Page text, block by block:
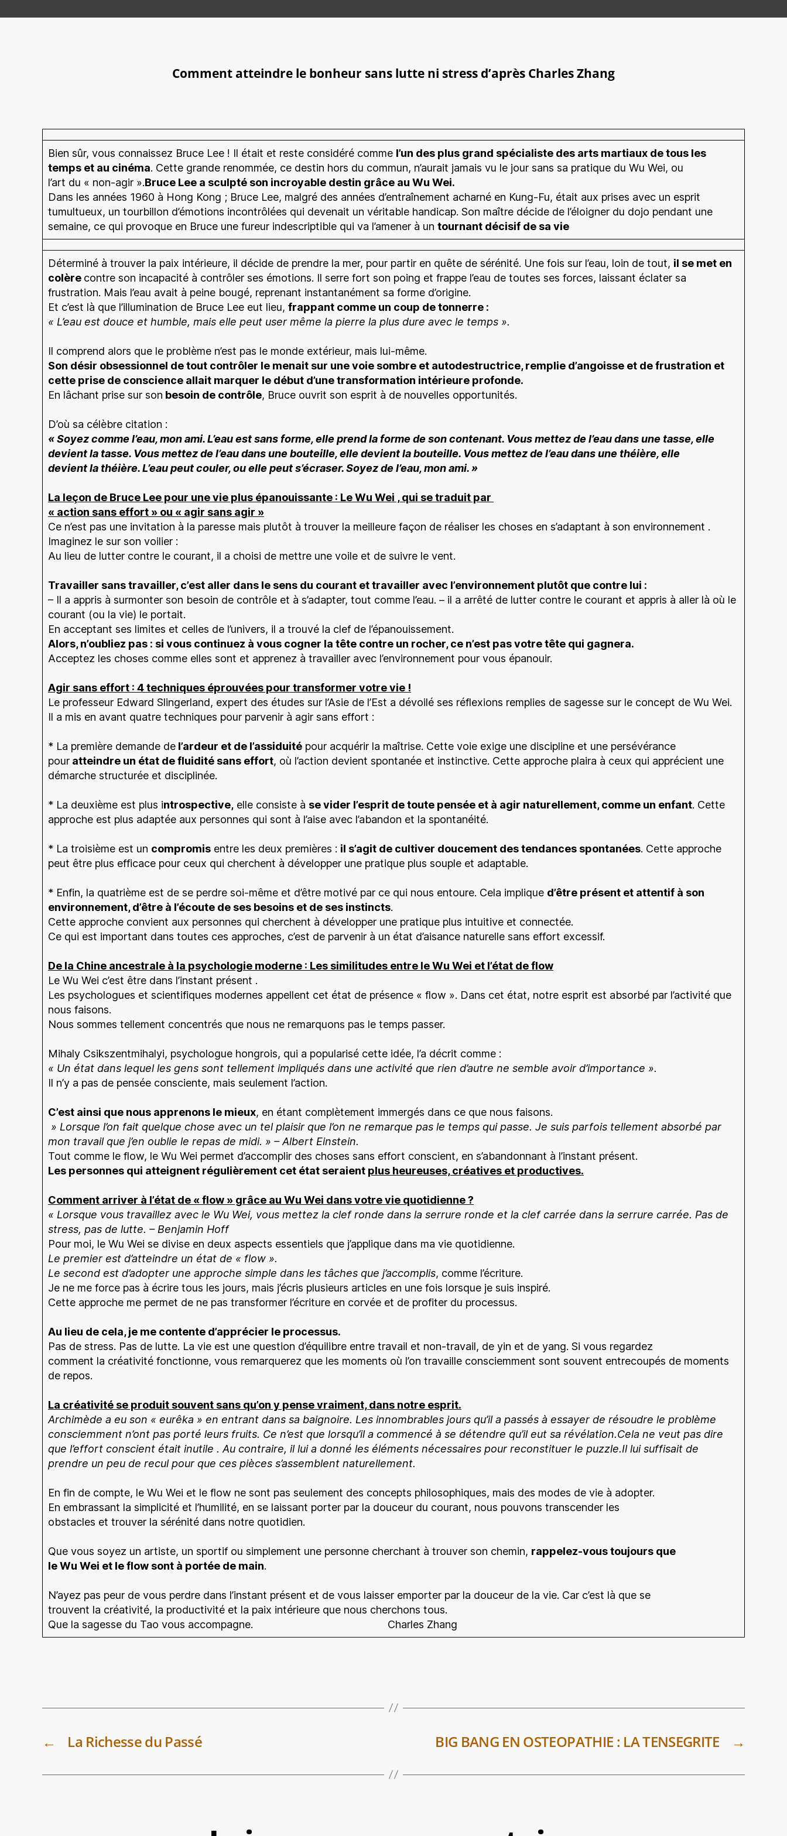
WU
Comment atteindre le bonheur sans lutte ni stress d’après Charles Zhang
Bien sûr, vous connaissez Bruce Lee ! Il était et reste considéré comme l’un des plus grand spécialiste des arts martiaux de tous les
temps et au cinéma. Cette grande renommée, ce destin hors du commun, n’aurait jamais vu le jour sans sa pratique du Wu Wei, ou
l’art du « non-agir ».Bruce Lee a sculpté son incroyable destin grâce au Wu Wei.
Dans les années 1960 à Hong Kong ; Bruce Lee, malgré des années d’entraînement acharné en Kung-Fu, était aux prises avec un esprit
tumultueux, un tourbillon d’émotions incontrôlées qui devenait un véritable handicap. Son maître décide de l’éloigner du dojo pendant une
semaine, ce qui provoque en Bruce une fureur indescriptible qui va l’amener à un tournant décisif de sa vie
Déterminé à trouver la paix intérieure, il décide de prendre la mer, pour partir en quête de sérénité. Une fois sur l’eau, loin de tout, il se met en
colère contre son incapacité à contrôler ses émotions. Il serre fort son poing et frappe l’eau de toutes ses forces, laissant éclater sa
frustration. Mais l’eau avait à peine bougé, reprenant instantanément sa forme d’origine.
Et c’est là que l’illumination de Bruce Lee eut lieu, frappant comme un coup de tonnerre :
« L’eau est douce et humble, mais elle peut user même la pierre la plus dure avec le temps ».
Il comprend alors que le problème n’est pas le monde extérieur, mais lui-même.
Son désir obsessionnel de tout contrôler le menait sur une voie sombre et autodestructrice, remplie d’angoisse et de frustration et
cette prise de conscience allait marquer le début d’une transformation intérieure profonde.
En lâchant prise sur son besoin de contrôle, Bruce ouvrit son esprit à de nouvelles opportunités.
D’où sa célèbre citation :
« Soyez comme l’eau, mon ami. L’eau est sans forme, elle prend la forme de son contenant. Vous mettez de l’eau dans une tasse, elle
devient la tasse. Vous mettez de l’eau dans une bouteille, elle devient la bouteille. Vous mettez de l’eau dans une théière, elle
devient la théière. L’eau peut couler, ou elle peut s’écraser. Soyez de l’eau, mon ami. »
La leçon de Bruce Lee pour une vie plus épanouissante : Le Wu Wei , qui se traduit par
« action sans effort » ou « agir sans agir »
Ce n’est pas une invitation à la paresse mais plutôt à trouver la meilleure façon de réaliser les choses en s’adaptant à son environnement .
Imaginez le sur son voilier :
Au lieu de lutter contre le courant, il a choisi de mettre une voile et de suivre le vent.
Travailler sans travailler, c’est aller dans le sens du courant et travailler avec l’environnement plutôt que contre lui :
– Il a appris à surmonter son besoin de contrôle et à s’adapter, tout comme l’eau. – il a arrêté de lutter contre le courant et appris à aller là où le
courant (ou la vie) le portait.
En acceptant ses limites et celles de l’univers, il a trouvé la clef de l’épanouissement.
Alors, n’oubliez pas : si vous continuez à vous cogner la tête contre un rocher, ce n’est pas votre tête qui gagnera.
Acceptez les choses comme elles sont et apprenez à travailler avec l’environnement pour vous épanouir.
Agir sans effort : 4 techniques éprouvées pour transformer votre vie !
Le professeur Edward Slingerland, expert des études sur l’Asie de l’Est a dévoilé ses réflexions remplies de sagesse sur le concept de Wu Wei.
Il a mis en avant quatre techniques pour parvenir à agir sans effort :
* La première demande de l’ardeur et de l’assiduité pour acquérir la maîtrise. Cette voie exige une discipline et une persévérance
pour atteindre un état de fluidité sans effort, où l’action devient spontanée et instinctive. Cette approche plaira à ceux qui apprécient une
démarche structurée et disciplinée.
* La deuxième est plus introspective, elle consiste à se vider l’esprit de toute pensée et à agir naturellement, comme un enfant. Cette
approche est plus adaptée aux personnes qui sont à l’aise avec l’abandon et la spontanéité.
* La troisième est un compromis entre les deux premières : il s’agit de cultiver doucement des tendances spontanées. Cette approche
peut être plus efficace pour ceux qui cherchent à développer une pratique plus souple et adaptable.
* Enfin, la quatrième est de se perdre soi-même et d’être motivé par ce qui nous entoure. Cela implique d’être présent et attentif à son
environnement, d’être à l’écoute de ses besoins et de ses instincts.
Cette approche convient aux personnes qui cherchent à développer une pratique plus intuitive et connectée.
Ce qui est important dans toutes ces approches, c’est de parvenir à un état d’aisance naturelle sans effort excessif.
De la Chine ancestrale à la psychologie moderne : Les similitudes entre le Wu Wei et l’état de flow
Le Wu Wei c’est être dans l’instant présent .
Les psychologues et scientifiques modernes appellent cet état de présence « flow ». Dans cet état, notre esprit est absorbé par l’activité que
nous faisons.
Nous sommes tellement concentrés que nous ne remarquons pas le temps passer.
Mihaly Csikszentmihalyi, psychologue hongrois, qui a popularisé cette idée, l’a décrit comme :
« Un état dans lequel les gens sont tellement impliqués dans une activité que rien d’autre ne semble avoir d’importance ».
Il n’y a pas de pensée consciente, mais seulement l’action.
C’est ainsi que nous apprenons le mieux, en étant complètement immergés dans ce que nous faisons.
» Lorsque l’on fait quelque chose avec un tel plaisir que l’on ne remarque pas le temps qui passe. Je suis parfois tellement absorbé par
mon travail que j’en oublie le repas de midi. » – Albert Einstein.
Tout comme le flow, le Wu Wei permet d’accomplir des choses sans effort conscient, en s’abandonnant à l’instant présent.
Les personnes qui atteignent régulièrement cet état seraient plus heureuses, créatives et productives.
Comment arriver à l’état de « flow » grâce au Wu Wei dans votre vie quotidienne ?
« Lorsque vous travaillez avec le Wu Wei, vous mettez la clef ronde dans la serrure ronde et la clef carrée dans la serrure carrée. Pas de
stress, pas de lutte. – Benjamin Hoff
Pour moi, le Wu Wei se divise en deux aspects essentiels que j’applique dans ma vie quotidienne.
Le premier est d’atteindre un état de « flow ».
Le second est d’adopter une approche simple dans les tâches que j’accomplis, comme l’écriture.
Je ne me force pas à écrire tous les jours, mais j’écris plusieurs articles en une fois lorsque je suis inspiré.
Cette approche me permet de ne pas transformer l’écriture en corvée et de profiter du processus.
Au lieu de cela, je me contente d’apprécier le processus.
Pas de stress. Pas de lutte. La vie est une question d’équilibre entre travail et non-travail, de yin et de yang. Si vous regardez
comment la créativité fonctionne, vous remarquerez que les moments où l’on travaille consciemment sont souvent entrecoupés de moments
de repos.
La créativité se produit souvent sans qu’on y pense vraiment, dans notre esprit.
Archimède a eu son « eurêka » en entrant dans sa baignoire. Les innombrables jours qu’il a passés à essayer de résoudre le problème
consciemment n’ont pas porté leurs fruits. Ce n’est que lorsqu’il a commencé à se détendre qu’il eut sa révélation.Cela ne veut pas dire
que l’effort conscient était inutile . Au contraire, il lui a donné les éléments nécessaires pour reconstituer le puzzle.Il lui suffisait de
prendre un peu de recul pour que ces pièces s’assemblent naturellement.
En fin de compte, le Wu Wei et le flow ne sont pas seulement des concepts philosophiques, mais des modes de vie à adopter.
En embrassant la simplicité et l’humilité, en se laissant porter par la douceur du courant, nous pouvons transcender les
obstacles et trouver la sérénité dans notre quotidien.
Que vous soyez un artiste, un sportif ou simplement une personne cherchant à trouver son chemin, rappelez-vous toujours que
le Wu Wei et le flow sont à portée de main.
N’ayez pas peur de vous perdre dans l’instant présent et de vous laisser emporter par la douceur de la vie. Car c’est là que se
trouvent la créativité, la productivité et la paix intérieure que nous cherchons tous.
Que la sagesse du Tao vous accompagne. Charles Zhang
← La Richesse du Passé →
BIG BANG EN OSTEOPATHIE : LA TENSEGRITE